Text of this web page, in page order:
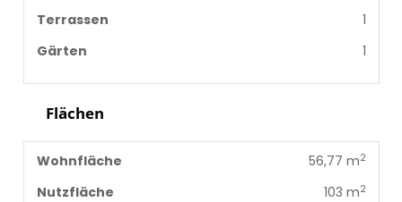
Terrassen
1
Gärten
1
Flächen
Wohnfläche 56,77 m2
Nutzfläche 103 m2